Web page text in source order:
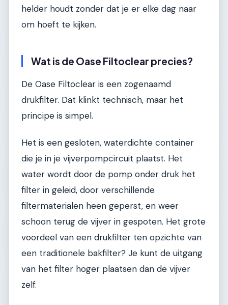
helder houdt zonder dat je er elke dag naar
om hoeft te kijken.
Wat is de Oase Filtoclear precies?
De Oase Filtoclear is een zogenaamd
drukfilter. Dat klinkt technisch, maar het
principe is simpel.
Het is een gesloten, waterdichte container
die je in je vijverpompcircuit plaatst. Het
water wordt door de pomp onder druk het
filter in geleid, door verschillende
filtermaterialen heen geperst, en weer
schoon terug de vijver in gespoten. Het grote
voordeel van een drukfilter ten opzichte van
een traditionele bakfilter? Je kunt de uitgang
van het filter hoger plaatsen dan de vijver
zelf.